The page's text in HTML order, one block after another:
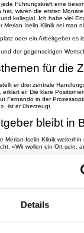
Details
Führungskraft eine
hat, waren die ersten
kollegial. Ich habe viel
Merian Iselin Klinik sei
oder ein Arbeitgeber
der gegenseitigen
für die
er drei zentrale
er. Die klare
Fernando in der
ist er überzeugt.
bleibt in
Merian Iselin Klinik
«Wir wollen ein Ort
gestalten
Klinik steht auf einem
anpacken,
noch besser
Einblick und freuen uns,